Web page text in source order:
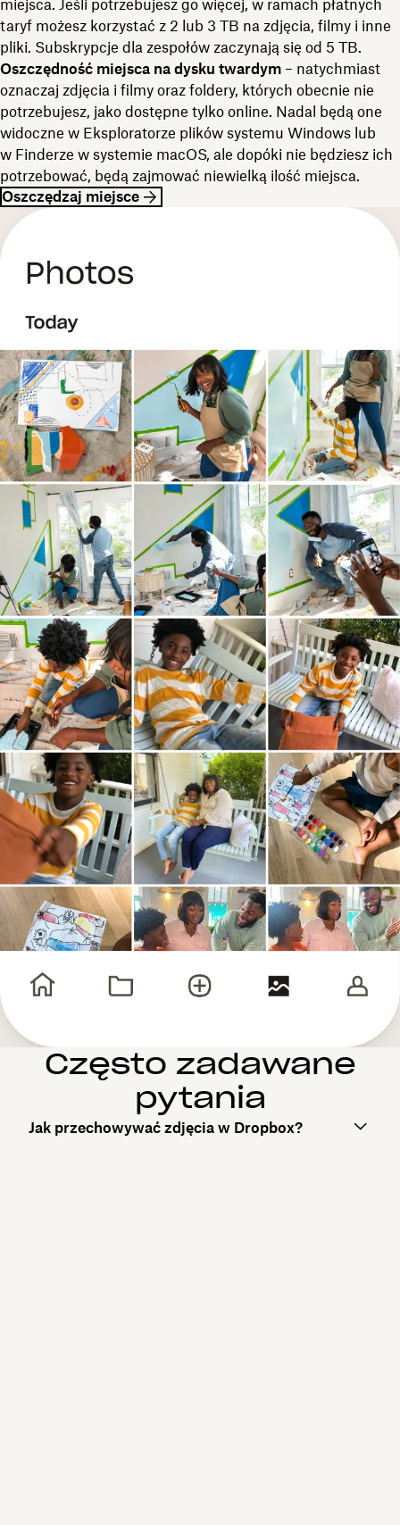
miejsca. Jeśli potrzebujesz go więcej, w ramach płatnych
taryf możesz korzystać z 2 lub 3 TB na zdjęcia, filmy i inne
pliki. Subskrypcje dla zespołów zaczynają się od 5 TB.
Oszczędność miejsca na dysku twardym – natychmiast
oznaczaj zdjęcia i filmy oraz foldery, których obecnie nie
potrzebujesz, jako dostępne tylko online. Nadal będą one
widoczne w Eksploratorze plików systemu Windows lub
w Finderze w systemie macOS, ale dopóki nie będziesz ich
potrzebować, będą zajmować niewielką ilość miejsca.
Oszczędzaj miejsce
Często zadawane
pytania
Jak przechowywać zdjęcia w Dropbox?